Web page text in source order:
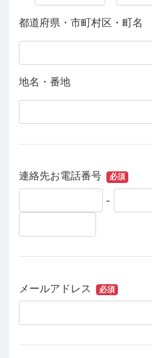
都道府県・市町村区・町名
地名・番地
連絡先お電話番号 必須
-
メールアドレス 必須